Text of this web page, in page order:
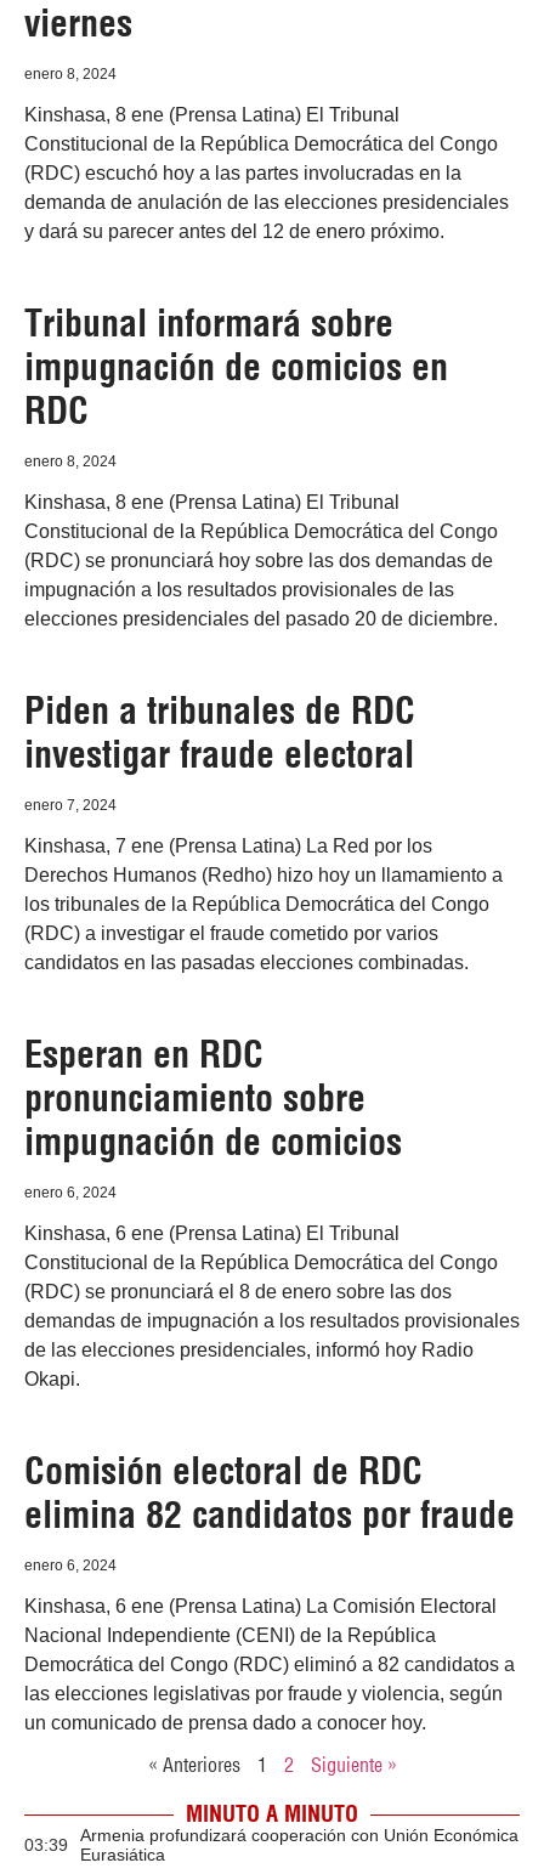
viernes
enero 8, 2024
Kinshasa, 8 ene (Prensa Latina) El Tribunal
Constitucional de la República Democrática del Congo
(RDC) escuchó hoy a las partes involucradas en la
demanda de anulación de las elecciones presidenciales
y dará su parecer antes del 12 de enero próximo.
Tribunal informará sobre
impugnación de comicios en
RDC
enero 8, 2024
Kinshasa, 8 ene (Prensa Latina) El Tribunal
Constitucional de la República Democrática del Congo
(RDC) se pronunciará hoy sobre las dos demandas de
impugnación a los resultados provisionales de las
elecciones presidenciales del pasado 20 de diciembre.
Piden a tribunales de RDC
investigar fraude electoral
enero 7, 2024
Kinshasa, 7 ene (Prensa Latina) La Red por los
Derechos Humanos (Redho) hizo hoy un llamamiento a
los tribunales de la República Democrática del Congo
(RDC) a investigar el fraude cometido por varios
candidatos en las pasadas elecciones combinadas.
Esperan en RDC
pronunciamiento sobre
impugnación de comicios
enero 6, 2024
Kinshasa, 6 ene (Prensa Latina) El Tribunal
Constitucional de la República Democrática del Congo
(RDC) se pronunciará el 8 de enero sobre las dos
demandas de impugnación a los resultados provisionales
de las elecciones presidenciales, informó hoy Radio
Okapi.
Comisión electoral de RDC
elimina 82 candidatos por fraude
enero 6, 2024
Kinshasa, 6 ene (Prensa Latina) La Comisión Electoral
Nacional Independiente (CENI) de la República
Democrática del Congo (RDC) eliminó a 82 candidatos a
las elecciones legislativas por fraude y violencia, según
un comunicado de prensa dado a conocer hoy.
« Anteriores 1 2 Siguiente »
MINUTO A MINUTO
03:39
Armenia profundizará cooperación con Unión Económica
Eurasiática